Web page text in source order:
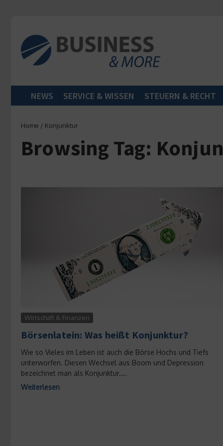
NEWS SERVICE & WISSEN STEUERN & RECHT
Home / Konjunktur
Browsing Tag:
Wirtschaft & Finanzen
Börsenlatein: Was heißt Konjunktur?
Wie so Vieles im Leben ist auch die Börse Hochs und Tiefs
unterworfen. Diesen Wechsel aus Boom und Depression
bezeichnet man als Konjunktur....
Weiterlesen